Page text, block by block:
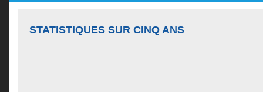
STATISTIQUES SUR CINQ ANS